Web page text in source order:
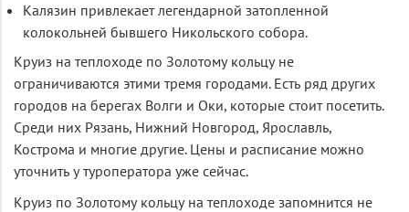
Калязин привлекает легендарной затопленной
колокольней бывшего Никольского собора.
Круиз на теплоходе по Золотому кольцу не
ограничиваются этими тремя городами. Есть ряд других
городов на берегах Волги и Оки, которые стоит посетить.
Среди них Рязань, Нижний Новгород, Ярославль,
Кострома и многие другие. Цены и расписание можно
уточнить у туроператора уже сейчас.
Круиз по Золотому кольцу на теплоходе запомнится не